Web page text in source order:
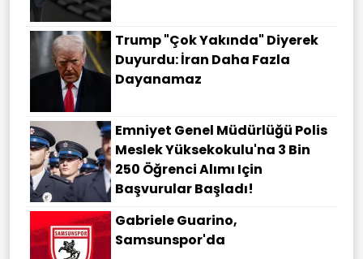
Trump "çok Yakında" Diyerek
Duyurdu: İran Daha Fazla
Dayanamaz
Emniyet Genel Müdürlüğü Polis
Meslek Yüksekokulu'na 3 Bin
250 Öğrenci Alımı Için
Başvurular Başladı!
Gabriele Guarino,
Samsunspor'da